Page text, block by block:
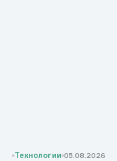
Технологии 05.08.2026